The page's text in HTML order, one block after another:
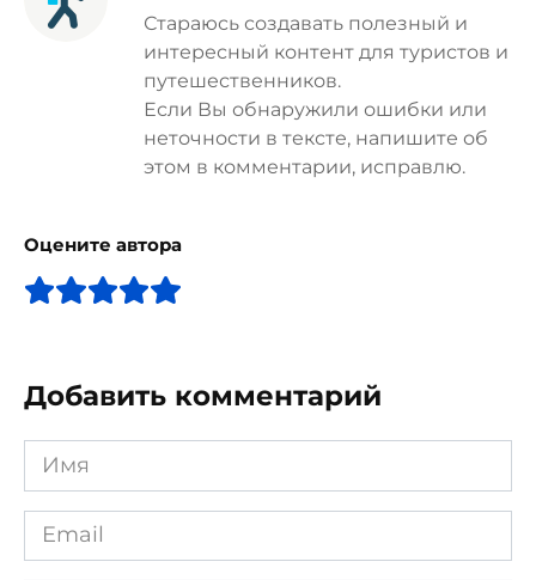
Стараюсь создавать полезный и
интересный контент для туристов и
путешественников.
Если Вы обнаружили ошибки или
неточности в тексте, напишите об
этом в комментарии, исправлю.
Оцените автора
Добавить комментарий
Имя
*
Email
*